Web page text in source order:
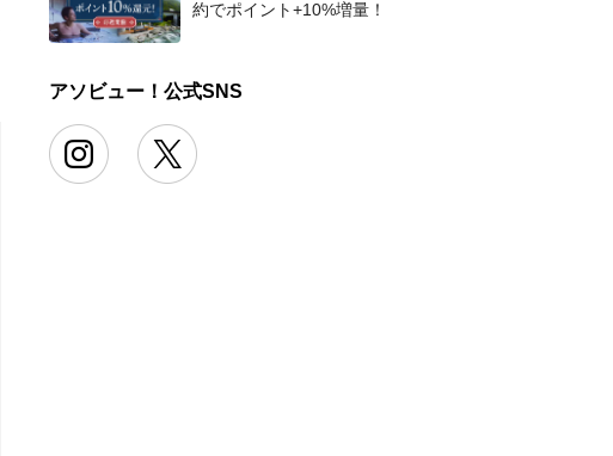
約でポイント+10%増量！
アソビュー！公式SNS